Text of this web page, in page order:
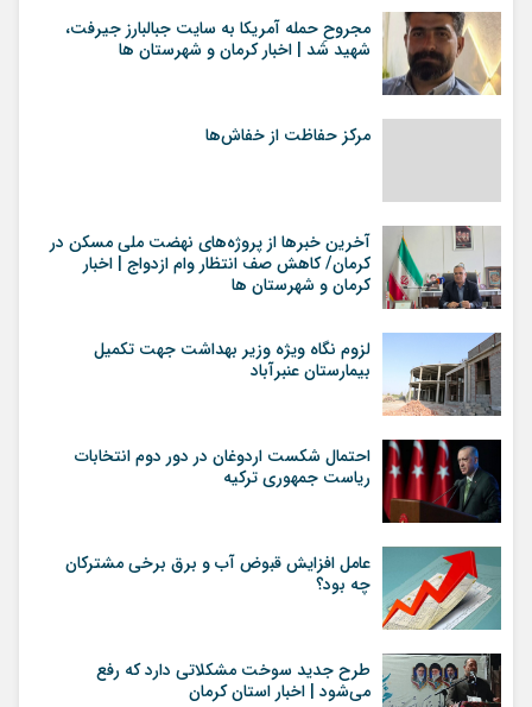
مجروحِ حمله آمریکا به سایت جبالبارز جیرفت،
شهید شد | اخبار کرمان و شهرستان ها
مرکز حفاظت از خفاش‌ها
آخرین خبرها از پروژه‌های نهضت ملی مسکن در
کرمان/ کاهش صف انتظار وام ازدواج | اخبار
کرمان و شهرستان ها
لزوم نگاه ویژه وزیر بهداشت جهت تکمیل
بیمارستان عنبرآباد
احتمال شکست اردوغان در دور دوم انتخابات
ریاست جمهوری ترکیه
عامل افزایش قبوض آب و برق برخی مشترکان
چه بود؟
طرح جدید سوخت مشکلاتی دارد که رفع
می‌شود | اخبار استان کرمان